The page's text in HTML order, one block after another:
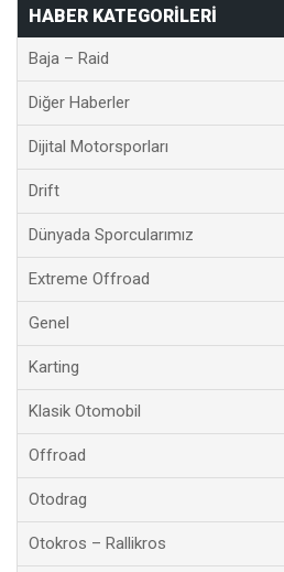
HABER KATEGORILERI
Baja – Raid
Diğer Haberler
Dijital Motorsporları
Drift
Dünyada Sporcularımız
Extreme Offroad
Genel
Karting
Klasik Otomobil
Offroad
Otodrag
Otokros – Rallikros